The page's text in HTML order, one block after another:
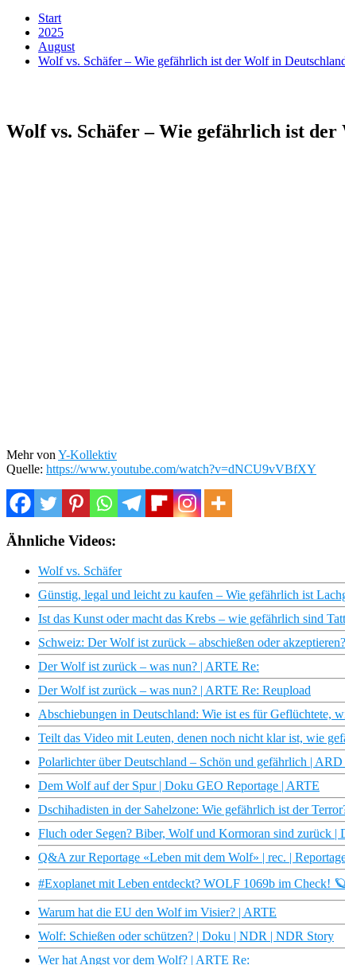
Start
2025
August
Wolf vs. Schäfer – Wie gefährlich ist der Wolf in
Wolf vs. Schäfer – Wie gefährlich ist
Mehr von Y-Kollektiv
Quelle: https://www.youtube.com/watch?v=dNCU9vVBfXY
Ähnliche Videos:
Wolf vs. Schäfer
Günstig, legal und leicht zu kaufen – Wie gefährlich ist
Ist das Kunst oder macht das Krebs – wie gefährlich sind
Schweiz: Der Wolf ist zurück – abschießen oder akzeptieren?
Der Wolf ist zurück – was nun? | ARTE Re:
Der Wolf ist zurück – was nun? | ARTE Re: Reupload
Abschiebungen in Deutschland: Wie ist es für Geflüchtete,
Teilt das Video mit Leuten, denen noch nicht klar ist, wie
Polarlichter über Deutschland – Schön und gefährlich | ARD
Dem Wolf auf der Spur | Doku GEO Reportage | ARTE
Dschihadisten in der Sahelzone: Wie gefährlich ist der
Fluch oder Segen? Biber, Wolf und Kormoran sind zurück
Q&A zur Reportage «Leben mit dem Wolf» | rec. |
#Exoplanet mit Leben entdeckt? WOLF 1069b im Check!
Warum hat die EU den Wolf im Visier? | ARTE
Wolf: Schießen oder schützen? | Doku | NDR | NDR Story
Wer hat Angst vor dem Wolf? | ARTE Re: